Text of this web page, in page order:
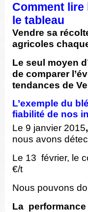
Comment
le tableau
Vendre sa
agricoles
Le seul moyen
de comparer
tendances de
L’exemple du
fiabilité de nos
Le 9 janvier 2015,
nous avons
Le 13 février, le
€/t
Nous pouvons
La performance